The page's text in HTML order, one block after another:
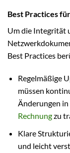
Best Practices
Um die Integrität
Best Practices
Regelmäßige
müssen
Änderungen
Rechnungzu
Klare
und leicht